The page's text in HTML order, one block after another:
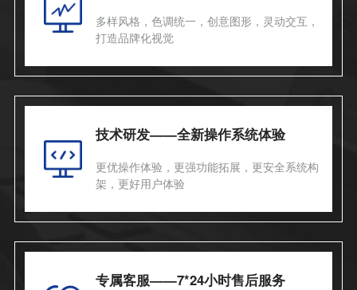
多样风格，色调统一，创意图形，灵动交互，
打造品牌化视觉
技术研发——全新操作系统体验
更优操作体验，更强功能拓展，更安全系统构
架，更好用户体验
专属客服——7*24小时售后服务